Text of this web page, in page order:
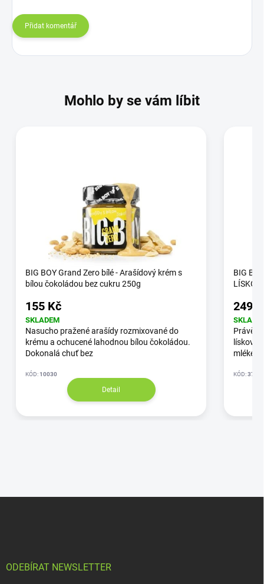
Přidat komentář
Mohlo by se vám líbit
BIG BOY Grand Zero bílé - Arašídový krém s
bílou čokoládou bez cukru 250g
155 Kč
SKLADEM
Nasucho pražené arašídy rozmixované do
krému a ochucené lahodnou bílou čokoládou.
Dokonalá chuť bez
KÓD:10030
Detail
BIG
249
Právě
mlékem.
KÓD:3745
ODEBÍRAT NEWSLETTER